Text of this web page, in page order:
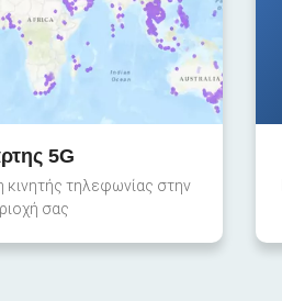
5G
κινητής τηλεφωνίας στην
σας